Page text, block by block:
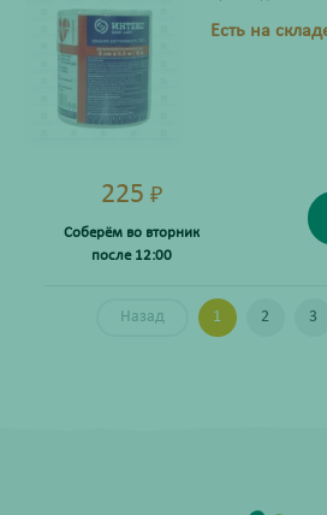
Есть на
225 ₽
Соберём во вторник
после 12:00
Назад 1 2 3